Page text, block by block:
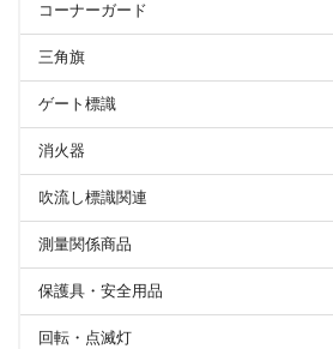
コーナーガード
三角旗
ゲート標識
消火器
吹流し標識関連
測量関係商品
保護具・安全用品
回転・点滅灯